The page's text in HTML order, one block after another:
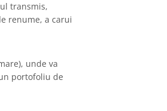
transmis,
renume, a carui
unde va
portofoliu de